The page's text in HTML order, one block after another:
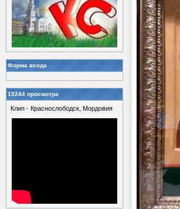
Форма входа
15244 просмотра
Клип - Краснослободск, Мордовия